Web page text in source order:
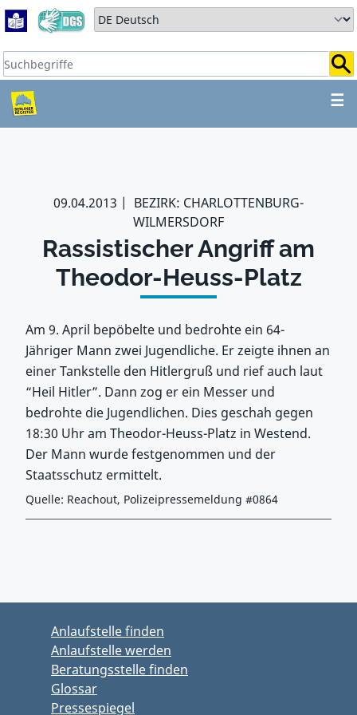
Zum Hauptbereich springen
Zum Hauptmenü springen
Sprache auswählen:
Suchbegriffe:
☰
ZUM HAUPTBEREICH
09.04.2013
BEZIRK: CHARLOTTENBURG-
WILMERSDORF
Rassistischer Angriff am
Theodor-Heuss-Platz
Am 9. April bepöbelte und bedrohte ein 64-
Jähriger Mann zwei Jugendliche. Er zeigte ihnen an
einer Tankstelle den Hitlergruß und rief auch laut
“Heil Hitler”. Dann zog er ein Messer und
bedrohte die Jugendlichen. Dies geschah gegen
18:30 Uhr am Theodor-Heuss-Platz in Westend.
Der Mann wurde festgenommen und der
Staatsschutz ermittelt.
Quelle: Reachout, Polizeipressemeldung #0864
Anlaufstelle finden
Anlaufstelle werden
Beratungsstelle finden
Glossar
Pressespiegel